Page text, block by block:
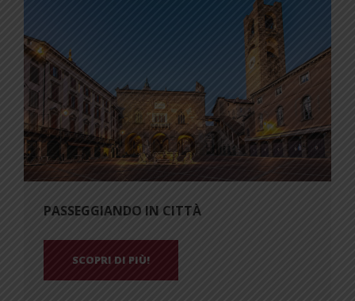
PASSEGGIANDO IN CITTÀ
SCOPRI DI PIÙ!